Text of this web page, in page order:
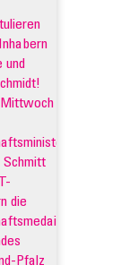
und
Mittwoch
Schmitt
die
Pfalz